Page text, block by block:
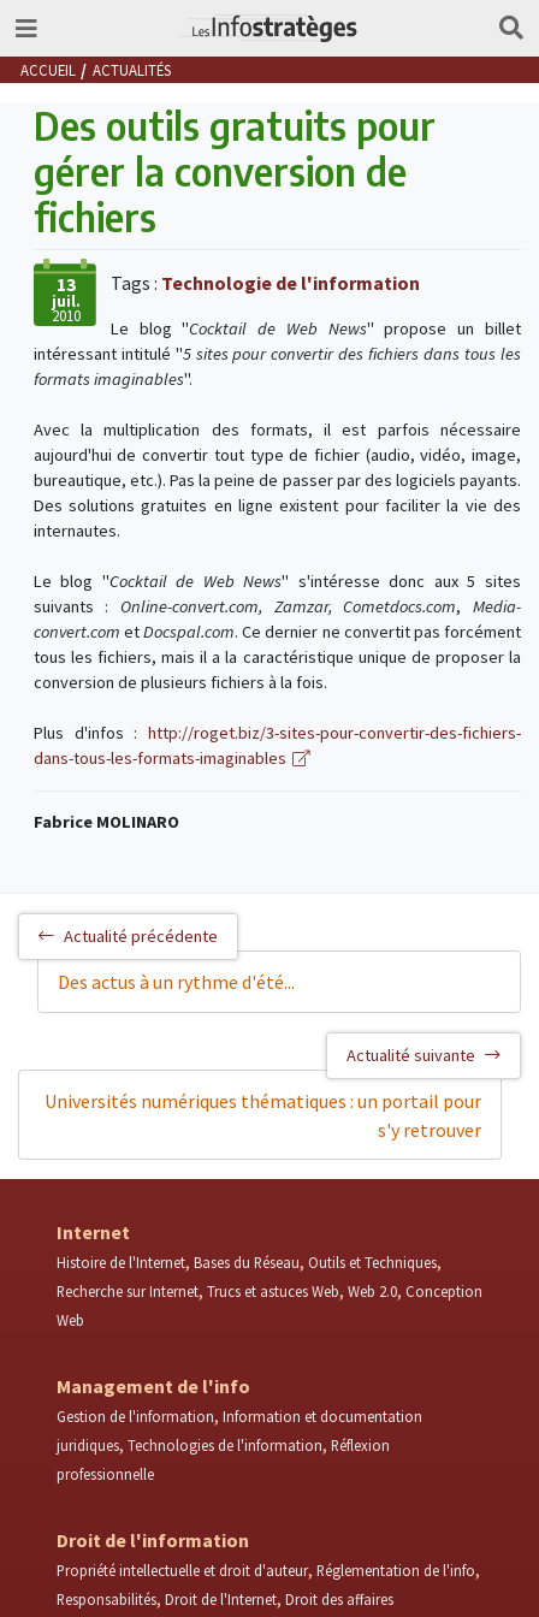
ACCUEIL ACTUALITÉS
Des outils gratuits pour
gérer la conversion de
fichiers
13
juil.
2010
Tags : Technologie de l'information
Le blog "Cocktail de Web News" propose un billet
intéressant intitulé "5 sites pour convertir des fichiers dans tous les
formats imaginables".
Avec la multiplication des formats, il est parfois nécessaire
aujourd'hui de convertir tout type de fichier (audio, vidéo, image,
bureautique, etc.). Pas la peine de passer par des logiciels payants.
Des solutions gratuites en ligne existent pour faciliter la vie des
internautes.
Le blog "Cocktail de Web News" s'intéresse donc aux 5 sites
suivants :Online-convert.com, Zamzar, Cometdocs.com, Media-
convert.com etDocspal.com. Ce dernier ne convertit pas forcément
tous les fichiers, mais il a la caractéristique unique de proposer la
conversion de plusieurs fichiers à la fois.
Plus d'infos : http://roget.biz/3-sites-pour-convertir-des-fichiers-
dans-tous-les-formats-imaginables
Fabrice MOLINARO
Actualité précédente
Des actus à un rythme d'été...
Actualité suivante
Universités numériques thématiques : un portail pour
s'y retrouver
Internet
Histoire de l'Internet Bases du Réseau Outils et Techniques
Recherche sur Internet Trucs et astuces Web Web 2.0 Conception
Web
Management de l'info
Gestion de l'information Information et documentation
juridiques Technologies de l'information Réflexion
professionnelle
Droit de l'information
Propriété intellectuelle et droit d'auteur Réglementation de l'info
Responsabilités Droit de l'Internet Droit des affaires